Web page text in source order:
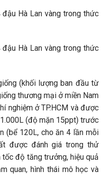
Hà Lan vàng trong thức
Hà Lan vàng trong thức
(khối lượng ban đầu từ
thương mại ở miền Nam
nghiệm ở TP.HCM và được
(độ mặn 15ppt) trước
(bể 120L, cho ăn 4 lần mỗi
được đánh giá trong thử
độ tăng trưởng, hiệu quả
quan, hình thái mô học và